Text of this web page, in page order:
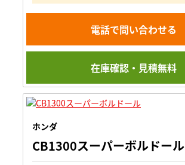
電話で問い合わせる
在庫確認・見積無料
ホンダ
CB1300スーパーボルドール